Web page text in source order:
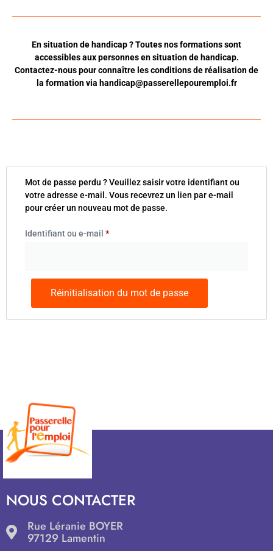
En situation de handicap ? Toutes nos formations sont
accessibles aux personnes en situation de handicap.
Contactez-nous pour connaître les conditions de réalisation de
la formation via handicap@passerellepouremploi.fr
Mot de passe perdu ? Veuillez saisir votre identifiant ou
votre adresse e-mail. Vous recevrez un lien par e-mail
pour créer un nouveau mot de passe.
Identifiant ou e-mail *
Réinitialisation du mot de passe
NOUS CONTACTER
Rue Léranie BOYER
97129 Lamentin